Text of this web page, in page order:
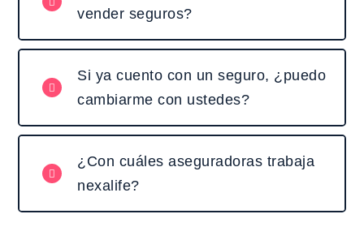
vender seguros?
Si ya cuento con un seguro, ¿puedo
cambiarme con ustedes?
¿Con cuáles aseguradoras trabaja
nexalife?